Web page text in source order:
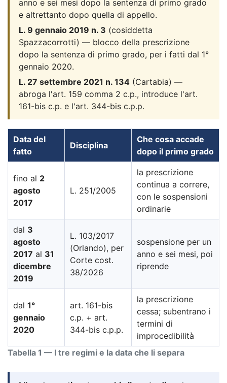
anno e sei mesi dopo la sentenza di primo grado
e altrettanto dopo quella di appello.
L. 9 gennaio 2019 n. 3 (cosiddetta
Spazzacorrotti) — blocco della prescrizione
dopo la sentenza di primo grado, per i fatti dal 1°
gennaio 2020.
L. 27 settembre 2021 n. 134 (Cartabia) —
abroga l'art. 159 comma 2 c.p., introduce l'art.
161-bis c.p. e l'art. 344-bis c.p.p.
Tabella 1 — I tre regimi e la data che li separa
Data del
fatto
Disciplina
Che cosa accade
dopo il primo grado
fino al 2
agosto
2017
L. 251/2005
la prescrizione
continua a correre,
con le sospensioni
ordinarie
dal 3
agosto
2017 al 31
dicembre
2019
L. 103/2017
(Orlando), per
Corte cost.
38/2026
sospensione per un
anno e sei mesi, poi
riprende
dal 1°
gennaio
2020
art. 161-bis
c.p. + art.
344-bis c.p.p.
la prescrizione
cessa; subentrano i
termini di
improcedibilità